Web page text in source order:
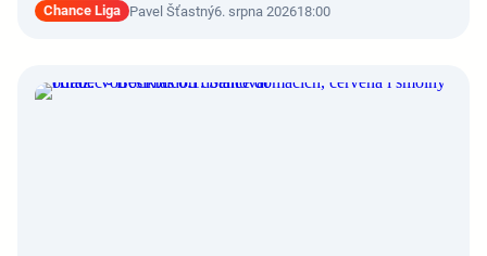
Chance Liga Pavel Šťastný6. srpna 202618:00